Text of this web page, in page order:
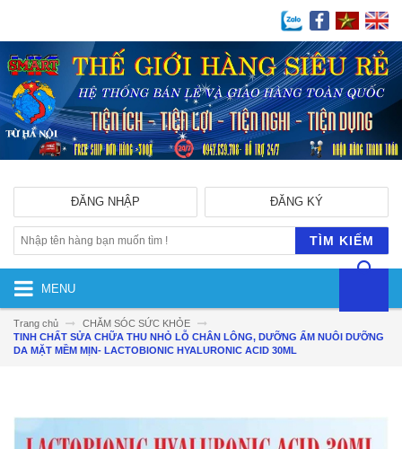
ĐĂNG KÝ
ĐĂNG NHẬP
TÌM KIẾM
MENU
Trang chủ
CHĂM SÓC SỨC KHỎE
TINH CHẤT SỬA CHỮA THU NHỎ LỖ CHÂN LÔNG, DƯỠNG ẨM NUÔI DƯỠNG
DA MẶT MỀM MỊN- LACTOBIONIC HYALURONIC ACID 30ML